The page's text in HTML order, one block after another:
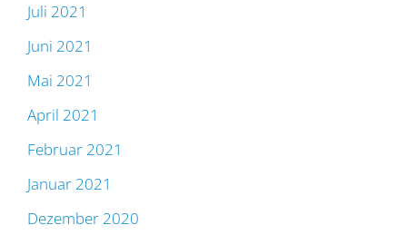
Juli 2021
Juni 2021
Mai 2021
April 2021
Februar 2021
Januar 2021
Dezember 2020